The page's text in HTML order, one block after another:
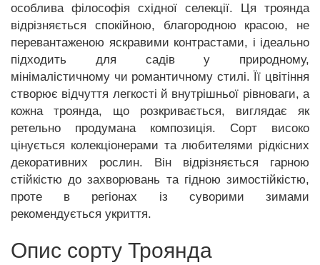
особлива філософія східної селекції. Ця троянда
відрізняється спокійною, благородною красою, не
перевантаженою яскравими контрастами, і ідеально
підходить для садів у природному,
мінімалістичному чи романтичному стилі. Її цвітіння
створює відчуття легкості й внутрішньої рівноваги, а
кожна троянда, що розкривається, виглядає як
ретельно продумана композиція. Сорт високо
цінується колекціонерами та любителями рідкісних
декоративних рослин. Він відрізняється гарною
стійкістю до захворювань та гідною зимостійкістю,
проте в регіонах із суворими зимами
рекомендується укриття.
Опис сорту Троянда